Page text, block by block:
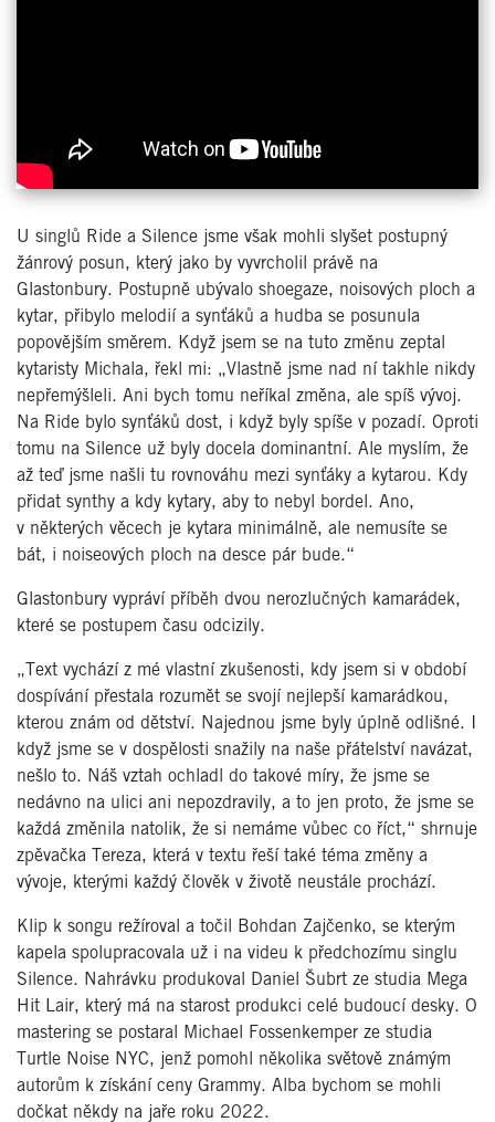
U singlů Ride a Silence jsme však mohli slyšet postupný
žánrový posun, který jako by vyvrcholil právě na
Glastonbury. Postupně ubývalo shoegaze, noisových ploch a
kytar, přibylo melodií a synťáků a hudba se posunula
popovějším směrem. Když jsem se na tuto změnu zeptal
kytaristy Michala, řekl mi: „Vlastně jsme nad ní takhle nikdy
nepřemýšleli. Ani bych tomu neříkal změna, ale spíš vývoj.
Na Ride bylo synťáků dost, i když byly spíše v pozadí. Oproti
tomu na Silence už byly docela dominantní. Ale myslím, že
až teď jsme našli tu rovnováhu mezi synťáky a kytarou. Kdy
přidat synthy a kdy kytary, aby to nebyl bordel. Ano,
v některých věcech je kytara minimálně, ale nemusíte se
bát, i noiseových ploch na desce pár bude.“
Glastonbury vypráví příběh dvou nerozlučných kamarádek,
které se postupem času odcizily.
„Text vychází z mé vlastní zkušenosti, kdy jsem si v období
dospívání přestala rozumět se svojí nejlepší kamarádkou,
kterou znám od dětství. Najednou jsme byly úplně odlišné. I
když jsme se v dospělosti snažily na naše přátelství navázat,
nešlo to. Náš vztah ochladl do takové míry, že jsme se
nedávno na ulici ani nepozdravily, a to jen proto, že jsme se
každá změnila natolik, že si nemáme vůbec co říct,“ shrnuje
zpěvačka Tereza, která v textu řeší také téma změny a
vývoje, kterými každý člověk v životě neustále prochází.
Klip k songu režíroval a točil Bohdan Zajčenko, se kterým
kapela spolupracovala už i na videu k předchozímu singlu
Silence. Nahrávku produkoval Daniel Šubrt ze studia Mega
Hit Lair, který má na starost produkci celé budoucí desky. O
mastering se postaral Michael Fossenkemper ze studia
Turtle Noise NYC, jenž pomohl několika světově známým
autorům k získání ceny Grammy. Alba bychom se mohli
dočkat někdy na jaře roku 2022.